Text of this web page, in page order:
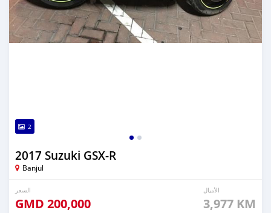
2
2017 Suzuki GSX-R
Banjul
السعر
GMD 200,000
الأميال
3,977 KM